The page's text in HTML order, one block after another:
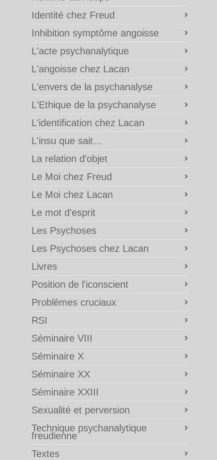
Identité chez Freud
Inhibition symptôme angoisse
L'acte psychanalytique
L'angoisse chez Lacan
L'envers de la psychanalyse
L'Ethique de la psychanalyse
L'identification chez Lacan
L'insu que sait…
La relation d'objet
Le Moi chez Freud
Le Moi chez Lacan
Le mot d'esprit
Les Psychoses
Les Psychoses chez Lacan
Livres
Position de l'iconscient
Problèmes cruciaux
RSI
Séminaire VIII
Séminaire X
Séminaire XX
Séminaire XXIII
Sexualité et perversion
Technique psychanalytique
freudienne
Textes